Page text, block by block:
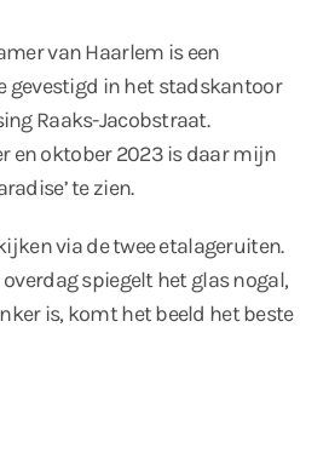
van Haarlem is een
gevestigd in het stadskantoor
Raaks-Jacobstraat.
en oktober 2023 is daar mijn
te zien.
via de twee etalageruiten.
spiegelt het glas nogal,
is, komt het beeld het beste